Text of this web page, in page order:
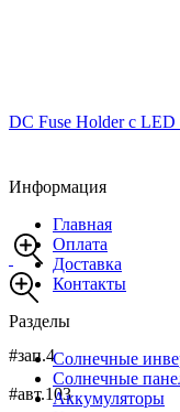
#авт.103
#зап.4
Информация
Главная
Оплата
Доставка
Контакты
Разделы
Солнечные
Солнечные
Аккумуляторы